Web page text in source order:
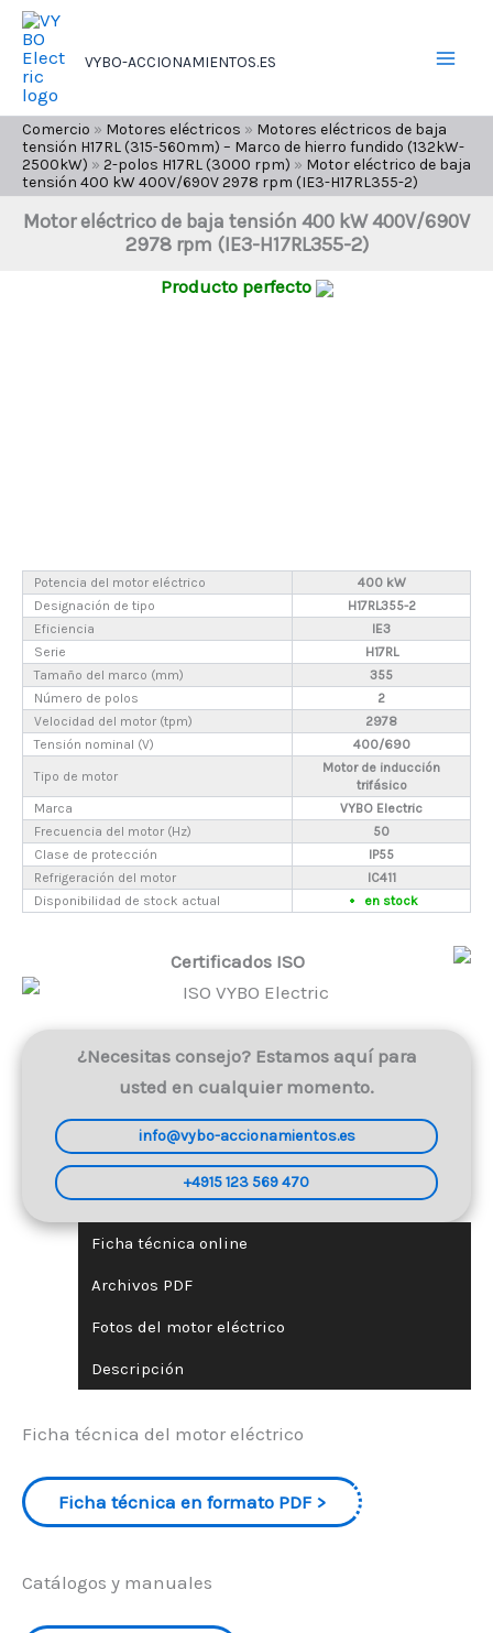
contenido
VYBO-ACCIONAMIENTOS.ES
Comercio » Motores eléctricos » Motores eléctricos de baja
tensión H17RL (315-560mm) – Marco de hierro fundido (132kW-
2500kW) » 2-polos H17RL (3000 rpm) » Motor eléctrico de baja
tensión 400 kW 400V/690V 2978 rpm (IE3-H17RL355-2)
Motor eléctrico de baja tensión 400 kW 400V/690V
2978 rpm (IE3-H17RL355-2)
Producto perfecto
Potencia del motor eléctrico
400 kW
Designación de tipo
H17RL355-2
Eficiencia
IE3
Serie
H17RL
Tamaño del marco (mm)
355
Número de polos
2
Velocidad del motor (tpm)
2978
Tensión nominal (V)
400/690
Tipo de motor
Motor de inducción
trifásico
Marca
VYBO Electric
Frecuencia del motor (Hz)
50
Clase de protección
IP55
Refrigeración del motor
IC411
Disponibilidad de stock actual
en stock
Certificados ISO
¿Necesitas consejo? Estamos aquí para
usted en cualquier momento.
info@vybo-accionamientos.es
+4915 123 569 470
Ficha técnica online
Archivos PDF
Fotos del motor eléctrico
Descripción
Ficha técnica del motor eléctrico
Ficha técnica en formato PDF
Catálogos y manuales